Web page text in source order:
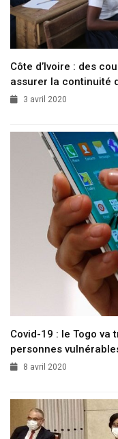
Côte d’Ivoire : des
assurer la continuité
3 avril 2020
Covid-19 : le Togo va
personnes
8 avril 2020